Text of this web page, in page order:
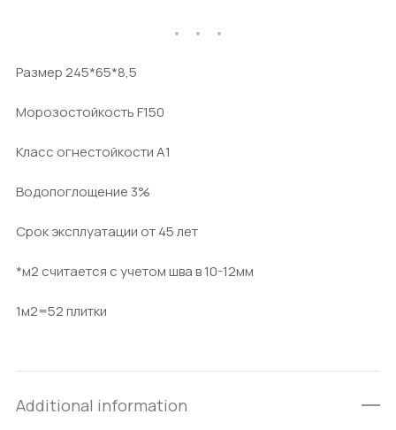
Размер 245*65*8,5
Морозостойкость F150
Класс огнестойкости А1
Водопоглощение 3%
Срок эксплуатации от 45 лет
*м2 считается с учетом шва в 10-12мм
1м2=52 плитки
Additional information